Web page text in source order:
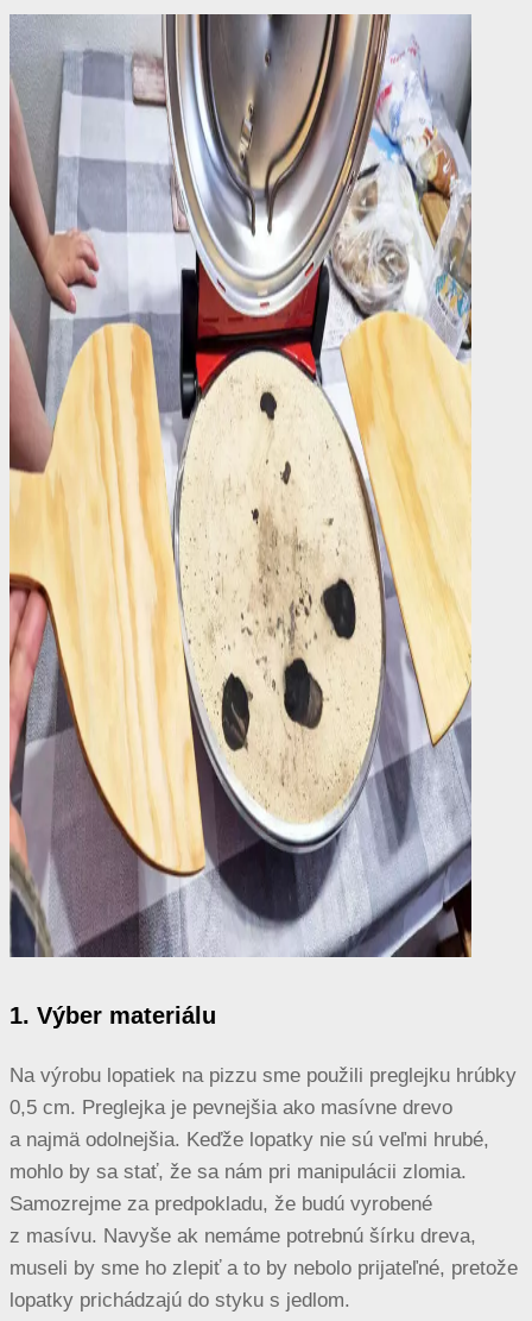
1. Výber materiálu
Na výrobu lopatiek na pizzu sme použili preglejku hrúbky
0,5 cm. Preglejka je pevnejšia ako masívne drevo
a najmä odolnejšia. Keďže lopatky nie sú veľmi hrubé,
mohlo by sa stať, že sa nám pri manipulácii zlomia.
Samozrejme za predpokladu, že budú vyrobené
z masívu. Navyše ak nemáme potrebnú šírku dreva,
museli by sme ho zlepiť a to by nebolo prijateľné, pretože
lopatky prichádzajú do styku s jedlom.